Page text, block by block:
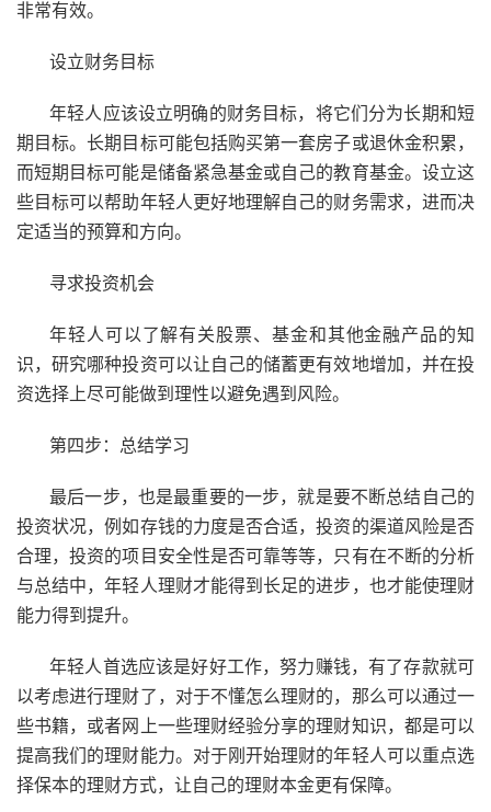
非常有效。
设立财务目标
年轻人应该设立明确的财务目标，将它们分为长期和短
期目标。长期目标可能包括购买第一套房子或退休金积累，
而短期目标可能是储备紧急基金或自己的教育基金。设立这
些目标可以帮助年轻人更好地理解自己的财务需求，进而决
定适当的预算和方向。
寻求投资机会
年轻人可以了解有关股票、基金和其他金融产品的知
识，研究哪种投资可以让自己的储蓄更有效地增加，并在投
资选择上尽可能做到理性以避免遇到风险。
第四步：总结学习
最后一步，也是最重要的一步，就是要不断总结自己的
投资状况，例如存钱的力度是否合适，投资的渠道风险是否
合理，投资的项目安全性是否可靠等等，只有在不断的分析
与总结中，年轻人理财才能得到长足的进步，也才能使理财
能力得到提升。
年轻人首选应该是好好工作，努力赚钱，有了存款就可
以考虑进行理财了，对于不懂怎么理财的，那么可以通过一
些书籍，或者网上一些理财经验分享的理财知识，都是可以
提高我们的理财能力。对于刚开始理财的年轻人可以重点选
择保本的理财方式，让自己的理财本金更有保障。